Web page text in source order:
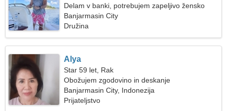
Delam v banki, potrebujem zapeljivo žensko
Banjarmasin City
Družina
Alya
Star 59 let, Rak
Obožujem zgodovino in deskanje
Banjarmasin City, Indonezija
Prijateljstvo